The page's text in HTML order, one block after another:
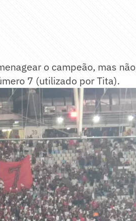
o campeão, mas não
7 (utilizado por Tita).